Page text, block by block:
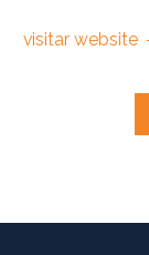
visitar website